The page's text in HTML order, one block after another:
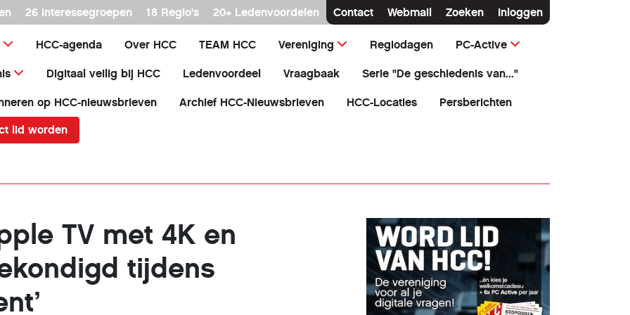
26 interessegroepen 18 Regio's 20+ Ledenvoordelen Contact Webmail Zoeken Inloggen
HCC-agenda Over HCC TEAM HCC Vereniging Regiodagen PC-Active
Digitaal veilig bij HCC Ledenvoordeel Vraagbaak Serie "De geschiedenis van..."
op HCC-nieuwsbrieven Archief HCC-Nieuwsbrieven HCC-Locaties Persberichten
lid worden
TV met 4K en
tijdens